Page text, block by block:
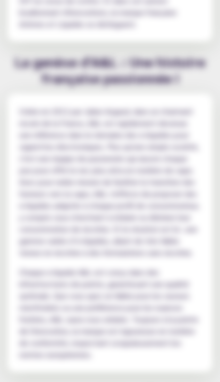
bouillonnant d'innovations, la marque française
Arômes et Liquides se distinguent.
La genèse d'A&L : Une histoire
française passionnée !
Créée en 2012 par Julien Argaud, dans un charmant
une référence dans le domaine des e-liquides pour
cigarettes électroniques. Plus qu'une simple société,
c'est une équipe de passionnés qui œuvre chaque
jour pour offrir le nec plus ultra en matière de vape.
fumeurs vers la vape, A&L s'efforce de proposer des
e-liquides adaptés à chaque profil de consommateur,
gamme variée d’e-liquides, allant de très faible
teneur en nicotine à des formulations sans nicotine.
Chaque e-liquide A&L est conçu dans des
infrastructures de pointe, garantissant une qualité
fruitées, A&L saura vous séduire. Toujours à la pointe
de l'innovation, la marque est rigoureuse en matière